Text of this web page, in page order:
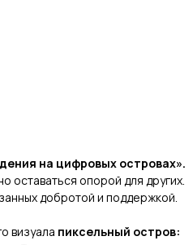
на цифровых островах».
оставаться опорой для других.
добротой и поддержкой.
визуала пиксельный остров: